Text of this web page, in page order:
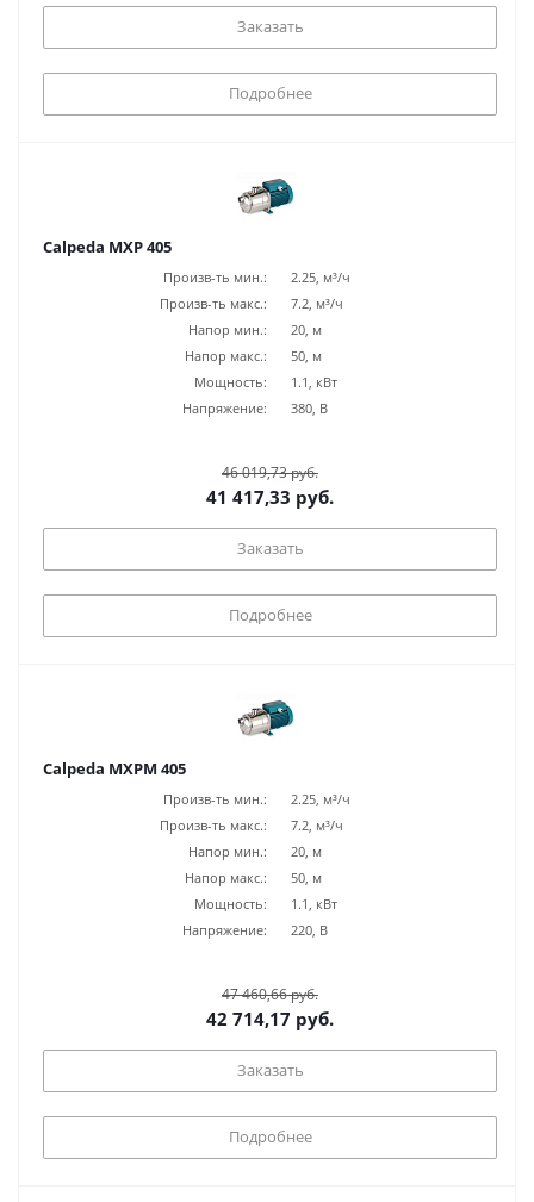
Заказать
Подробнее
Calpeda MXP 405
Произв-ть мин.:
2.25, м³/ч
Произв-ть макс.:
7.2, м³/ч
Напор мин.:
20, м
Напор макс.:
50, м
Мощность:
1.1, кВт
Напряжение:
380, В
46 019,73 руб.
41 417,33 руб.
Заказать
Подробнее
Calpeda MXPM 405
Произв-ть мин.:
2.25, м³/ч
Произв-ть макс.:
7.2, м³/ч
Напор мин.:
20, м
Напор макс.:
50, м
Мощность:
1.1, кВт
Напряжение:
220, В
47 460,66 руб.
42 714,17 руб.
Заказать
Подробнее